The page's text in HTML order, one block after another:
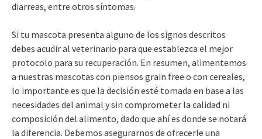
diarreas, entre otros síntomas.
Si tu mascota presenta alguno de los signos descritos
debes acudir al veterinario para que establezca el mejor
protocolo para su recuperación. En resumen, alimentemos
a nuestras mascotas con piensos grain free o con cereales,
lo importante es que la decisión esté tomada en base a las
necesidades del animal y sin comprometer la calidad ni
composición del alimento, dado que ahí es donde se notará
la diferencia. Debemos asegurarnos de ofrecerle una